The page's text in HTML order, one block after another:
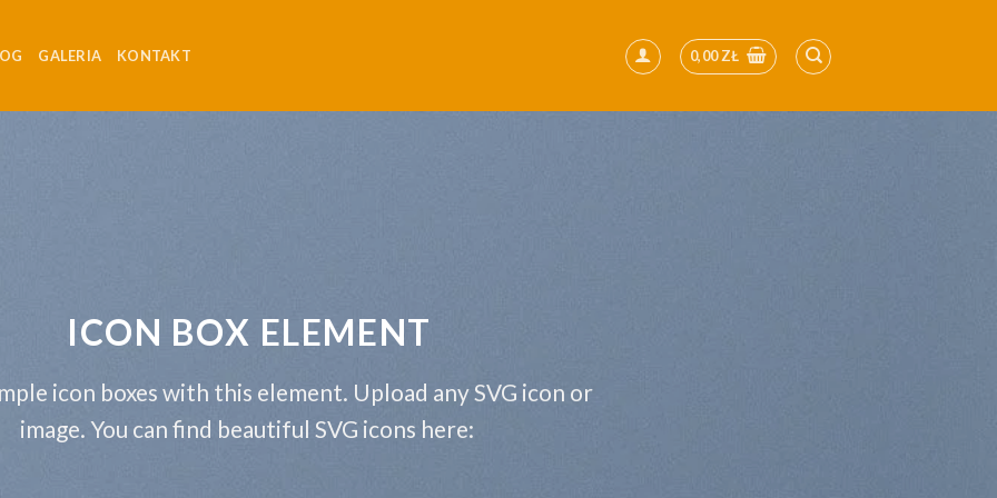
GALERIA KONTAKT 0,00ZŁ
ICON BOX ELEMENT
icon boxes with this element. Upload any SVG icon or
image. You can find beautiful SVG icons here: